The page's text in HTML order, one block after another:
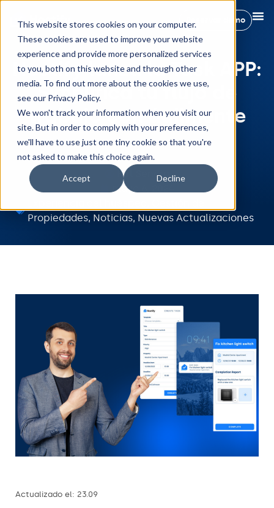
This website stores cookies on your computer.
These cookies are used to improve your website
experience and provide more personalized services
to you, both on this website and through other
media. To find out more about the cookies we use,
see our Privacy Policy.
We won't track your information when you visit our
site. But in order to comply with your preferences,
we'll have to use just one tiny cookie so that you're
not asked to make this choice again.
Accept Decline
Reservar demo
Hostify lanza la Task APP:
Simplifica tu flujo de
trabajo con ágilmente
Rut Sendra
mayo 6, 2024
Propiedades, Noticias, Nuevas Actualizaciones
Actualizado el: 23.09